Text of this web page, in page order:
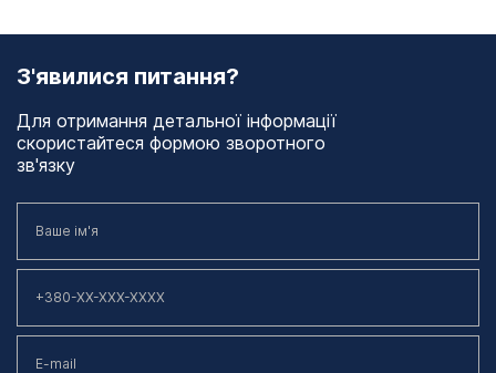
З'явилися питання?
Для отримання детальної інформації
скористайтеся формою зворотного
зв'язку